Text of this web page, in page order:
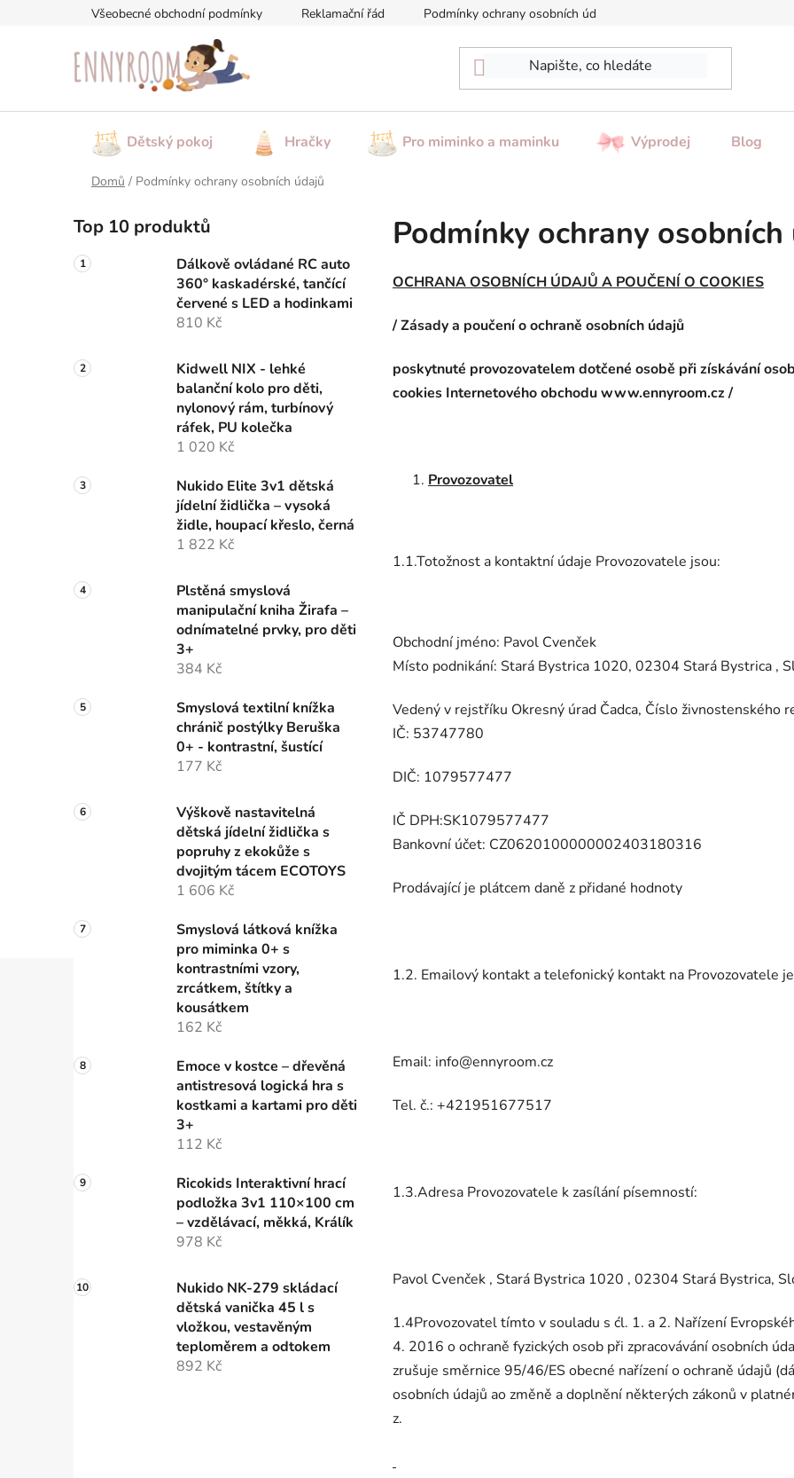
Všeobecné obchodní podmínky Reklamační řád Podmínky ochrany osobních údajů
Dětský pokoj Hračky Pro miminko a maminku Výprodej Blog
Domů / Podmínky ochrany osobních údajů
o
s
t
n
e
Top 10 produktů
Dálkově ovládané RC auto
360° kaskadérské, tančící
červené s LED a hodinkami
810 Kč
Kidwell NIX - lehké
balanční kolo pro děti,
nylonový rám, turbínový
ráfek, PU kolečka
1 020 Kč
Nukido Elite 3v1 dětská
jídelní židlička – vysoká
židle, houpací křeslo, černá
1 822 Kč
Plstěná smyslová
manipulační kniha Žirafa –
odnímatelné prvky, pro děti
3+
384 Kč
Smyslová textilní knížka
chránič postýlky Beruška
0+ - kontrastní, šustící
177 Kč
Výškově nastavitelná
dětská jídelní židlička s
popruhy z ekokůže s
dvojitým tácem ECOTOYS
1 606 Kč
Smyslová látková knížka
pro miminka 0+ s
kontrastními vzory,
zrcátkem, štítky a
kousátkem
162 Kč
Emoce v kostce – dřevěná
antistresová logická hra s
kostkami a kartami pro děti
3+
112 Kč
Ricokids Interaktivní hrací
podložka 3v1 110×100 cm
– vzdělávací, měkká, Králík
978 Kč
Nukido NK-279 skládací
dětská vanička 45 l s
vložkou, vestavěným
teploměrem a odtokem
892 Kč
Podmínky ochrany osobních
OCHRANA OSOBNÍCH ÚDAJŮ A POUČENÍ O COOKIES
/ Zásady a poučení o ochraně osobních údajů
poskytnuté provozovatelem dotčené osobě při získávání
cookies Internetového obchoduwww.ennyroom.cz /
Provozovatel
1.1.Totožnost a kontaktní údaje Provozovatele jsou:
Obchodní jméno: Pavol Cvenček
Místo podnikání: Stará Bystrica 1020, 02304 Stará Bystrica ,
Vedený v rejstříku Okresný úrad Čadca, Číslo
IČ: 53747780
DIČ: 1079577477
IČ DPH:SK1079577477
Bankovní účet: CZ0620100000002403180316
Prodávající je plátcem daně z přidané hodnoty
1.2. Emailový kontakt a telefonický kontakt na Provozovatele
Email: info@ennyroom.cz
Tel. č.: +421951677517
1.3.Adresa Provozovatele k zasílání písemností:
Pavol Cvenček , Stará Bystrica 1020 , 02304 Stará Bystrica,
1.4Provozovatel tímto v souladu s ćl. 1. a 2. Nařízení
4. 2016 o ochraně fyzických osob při zpracovávání osobních
zrušuje směrnice 95/46/ES obecné nařízení o ochraně údajů
osobních údajů ao změně a doplnění některých zákonů v
z.